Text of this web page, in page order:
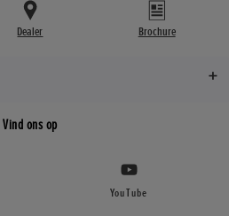
Dealer Brochure
Vind ons op
YouTube